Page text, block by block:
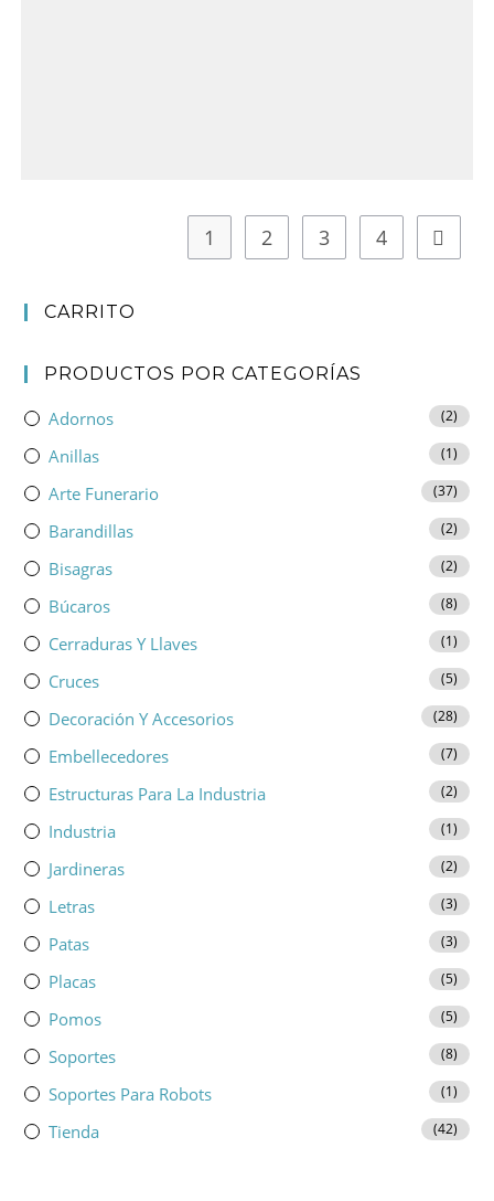
1 2 3 4
CARRITO
PRODUCTOS POR CATEGORÍAS
Adornos (2)
Anillas (1)
Arte Funerario (37)
Barandillas (2)
Bisagras (2)
Búcaros (8)
Cerraduras Y Llaves (1)
Cruces (5)
Decoración Y Accesorios (28)
Embellecedores (7)
Estructuras Para La Industria (2)
Industria (1)
Jardineras (2)
Letras (3)
Patas (3)
Placas (5)
Pomos (5)
Soportes (8)
Soportes Para Robots (1)
Tienda (42)